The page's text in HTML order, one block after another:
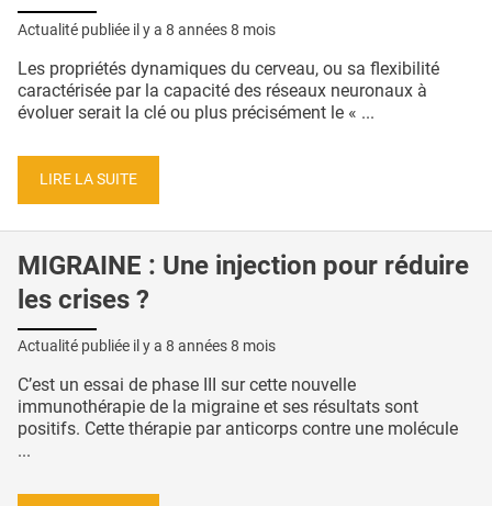
Actualité publiée il y a 8 années 8 mois
Les propriétés dynamiques du cerveau, ou sa flexibilité
caractérisée par la capacité des réseaux neuronaux à
évoluer serait la clé ou plus précisément le « ...
LIRE LA SUITE
MIGRAINE : Une injection pour réduire
les crises ?
Actualité publiée il y a 8 années 8 mois
C’est un essai de phase III sur cette nouvelle
immunothérapie de la migraine et ses résultats sont
positifs. Cette thérapie par anticorps contre une molécule
...